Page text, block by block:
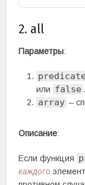
2. all
Параметры:
predicate
или false .
array –
Описание:
Если функция
каждого